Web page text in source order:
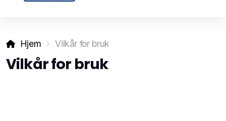
Hjem Vilkår for bruk
Vilkår for bruk